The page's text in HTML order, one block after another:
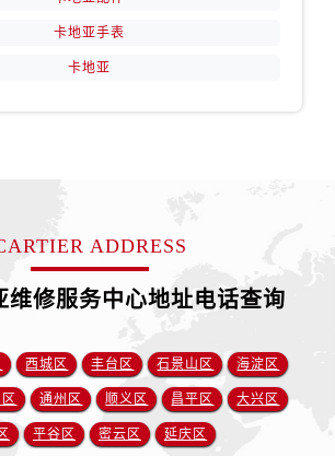
卡地亚手表
卡地亚
ADDRESS
维修服务中心地址电话查询
西城区 丰台区 石景山区 海淀区
通州区 顺义区 昌平区 大兴区
平谷区 密云区 延庆区